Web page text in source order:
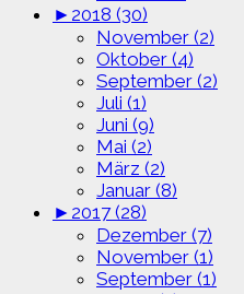
► 2018 (30)
November (2)
Oktober (4)
September (2)
Juli (1)
Juni (9)
Mai (2)
März (2)
Januar (8)
► 2017 (28)
Dezember (7)
November (1)
September (1)